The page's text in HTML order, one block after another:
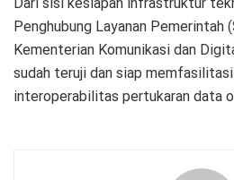
Dari sisi kesiapan infrastruktur
Penghubung Layanan Pemerintah
Kementerian Komunikasi dan
sudah teruji dan siap
interoperabilitas pertukaran data